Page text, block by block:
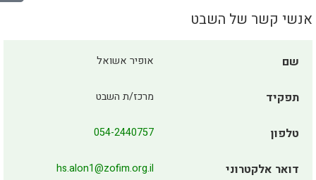
אנשי קשר של השבט
שם אופיר אשואל
תפקיד מרכז/ת השבט
טלפון 054-2440757
דואר אלקטרוני hs.alon1@zofim.org.il